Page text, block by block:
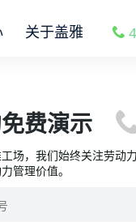
关于盖雅
费演示
场，我们始终关注劳动
管理价值。
发布时间：
半导体
半导体工
现场排班